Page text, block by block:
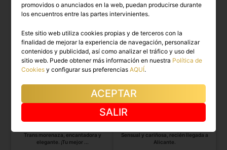
MARÍA
Trans morenaza, encantadora y
elegante. ¡Tu mejor ...
Sensual y cariñosa, recién llegada a
Alicante.
promovidos o anunciados en la web, puedan producirse durante
los encuentros entre las partes intervinientes.
Este sitio web utiliza cookies propias y de terceros con la
finalidad de mejorar la experiencia de navegación, personalizar
contenidos y publicidad, así como analizar el tráfico y uso del
sitio web. Puede obtener más información en nuestra Política de
Cookies y configurar sus preferenciasAQUÍ.
ACEPTAR
SALIR